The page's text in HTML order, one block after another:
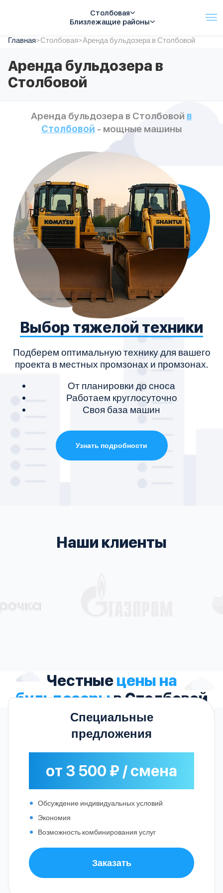
Столбовая
Близлежащие районы
Услуги
Автопарк
Тарифы
Акции
Контакты
Спецтехника
Главная>Столбовая>Аренда бульдозера в Столбовой
Аренда бульдозера в
Столбовой
Аренда бульдозера в Столбовой в
Столбовой - мощные машины
Выбор тяжелой техники
Подберем оптимальную технику для вашего
проекта в местных промзонах и промзонах.
От планировки до сноса
Работаем круглосуточно
Своя база машин
Узнать подробности
Наши клиенты
Честныецены на
бульдозерыв Столбовой
Специальные
предложения
от 3 500 ₽ / смена
Обсуждение индивидуальных условий
Экономия
Возможность комбинирования услуг
Заказать